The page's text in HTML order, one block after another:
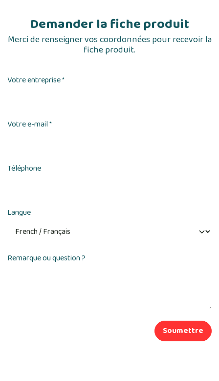
Demander la fiche produit
Merci de renseigner vos coordonnées pour recevoir la
fiche produit.
Votre entreprise*
Votre e-mail*
Téléphone
Langue
Remarque ou question ?
Soumettre